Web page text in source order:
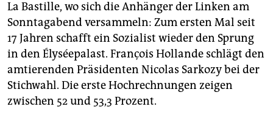
genossenschaft
epaper login
La Bastille, wo sich die Anhänger der Linken am
Sonntagabend versammeln: Zum ersten Mal seit
17 Jahren schafft ein Sozialist wieder den Sprung
in den Élyséepalast. François Hollande schlägt den
amtierenden Präsidenten Nicolas Sarkozy bei der
Stichwahl. Die erste Hochrechnungen zeigen
zwischen 52 und 53,3 Prozent.